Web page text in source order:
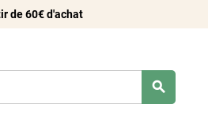
de 60€ d'achat
search